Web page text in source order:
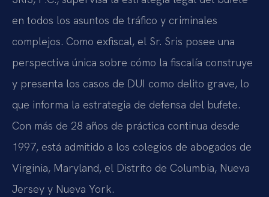
en todos los asuntos de tráfico y criminales
complejos. Como exfiscal, el Sr. Sris posee una
perspectiva única sobre cómo la fiscalía construye
y presenta los casos de DUI como delito grave, lo
que informa la estrategia de defensa del bufete.
Con más de 28 años de práctica continua desde
1997, está admitido a los colegios de abogados de
Virginia, Maryland, el Distrito de Columbia, Nueva
Jersey y Nueva York.